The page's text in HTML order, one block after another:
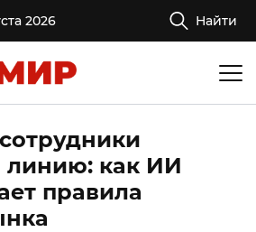
2026 Найти
линию: как ИИ
правила